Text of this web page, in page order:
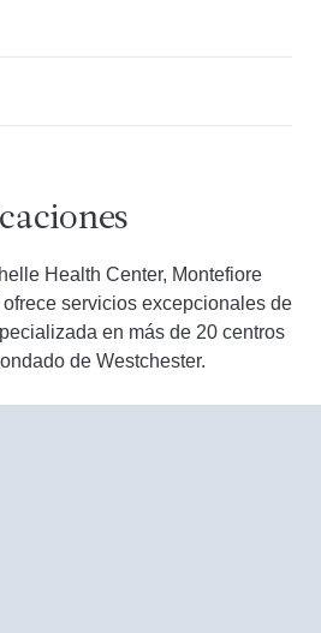
Health Center, Montefiore
servicios excepcionales de
en más de 20 centros
de Westchester.